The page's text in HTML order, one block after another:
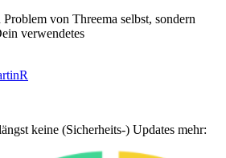
von Threema selbst, sondern
verwendetes
keine (Sicherheits-) Updates mehr: